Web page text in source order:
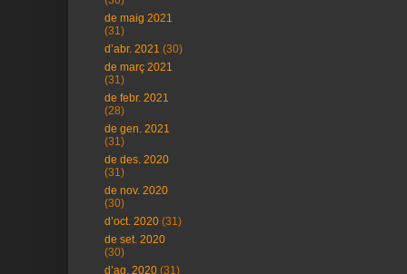
de maig 2021
(31)
d’abr. 2021 (30)
de març 2021
(31)
de febr. 2021
(28)
de gen. 2021
(31)
de des. 2020
(31)
de nov. 2020
(30)
d’oct. 2020 (31)
de set. 2020
(30)
d’ag. 2020 (31)